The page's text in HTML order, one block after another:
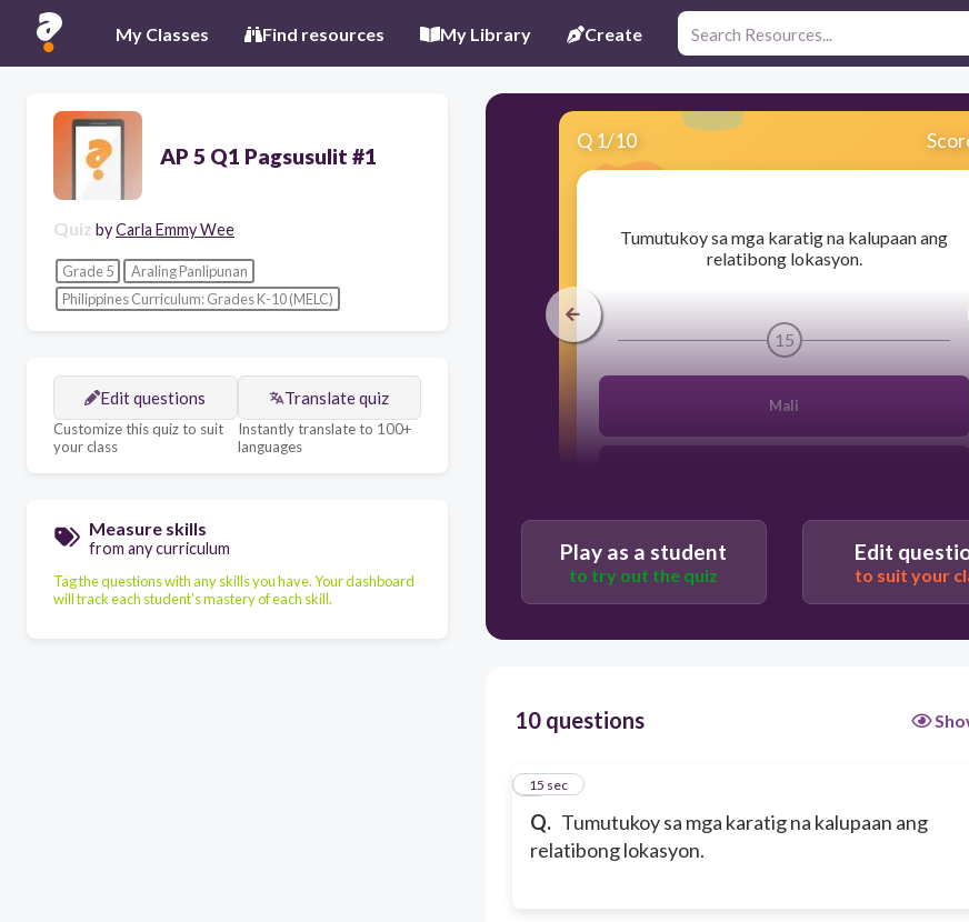
My Classes Find resources My Library Create
AP 5 Q1 Pagsusulit #1
Quiz byCarla Emmy Wee
Grade 5
Araling Panlipunan
Philippines Curriculum: Grades K-10 (MELC)
Edit questions
Customize this quiz to suit
your class
Translate quiz
Instantly translate to 100+
languages
Measure skills
from any curriculum
Tag the questions with any skills you have. Your dashboard
will track each student's mastery of each skill.
Q 1/10
​Tumutukoy sa mga karatig na kalupaan ang
relatibong lokasyon.
15
Mali
Play as a student
to try out the quiz
Edit
to suit your
10 questions
Q. Tumutukoy sa mga karatig na kalupaan ang
relatibong lokasyon.
115 sec